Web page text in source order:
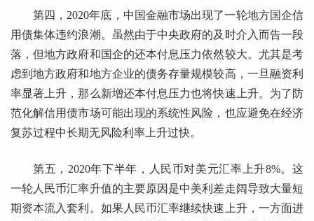
第四，2020年底，中国金融市场出现了一轮地方国企信
用债集体违约浪潮。虽然由于中央政府的及时介入而告一段
落，但地方政府和国企的还本付息压力依然较大。尤其是考
虑到地方政府和地方企业的债务存量规模较高，一旦融资利
率显著上升，那么新增还本付息压力也将快速上升。为了防
范化解信用债市场可能出现的系统性风险，也应避免在经济
复苏过程中长期无风险利率上升过快。
第五，2020年下半年，人民币对美元汇率上升8%。这
一轮人民币汇率升值的主要原因是中美利差走阔导致大量短
期资本流入套利。如果人民币汇率继续快速上升，一方面进